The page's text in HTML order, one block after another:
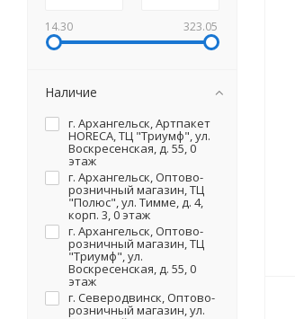
14.30 323.05
Наличие
г. Архангельск, Артпакет
HORECA, ТЦ "Триумф", ул.
Воскресенская, д. 55, 0
этаж
г. Архангельск, Оптово-
розничный магазин, ТЦ
"Полюс", ул. Тимме, д. 4,
корп. 3, 0 этаж
г. Архангельск, Оптово-
розничный магазин, ТЦ
"Триумф", ул.
Воскресенская, д. 55, 0
этаж
г. Северодвинск, Оптово-
розничный магазин, ул.